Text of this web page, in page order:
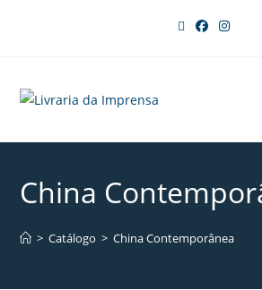
China
> Catálogo > China Contemporânea